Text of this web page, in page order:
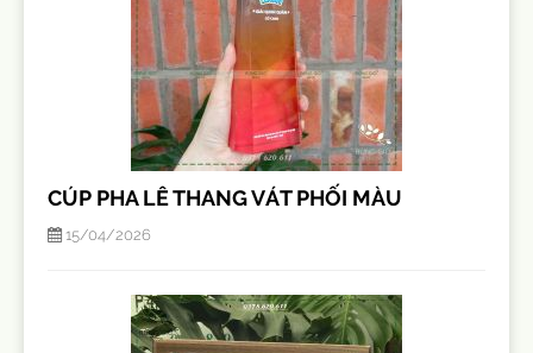
CÚP PHA LÊ THANG VÁT PHỐI MÀU
15/04/2026